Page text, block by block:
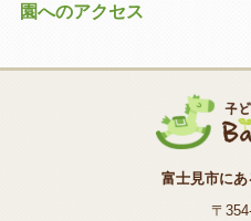
園へのアクセス
富士見市に
〒